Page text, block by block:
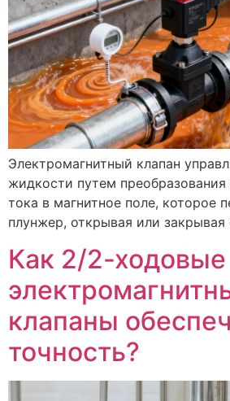
Электромагнитный клапан
жидкости путем преобразования
тока в магнитное поле, которое
плунжер, открывая или закрывая
Как 2/2-ходовые
клапаны
точность?